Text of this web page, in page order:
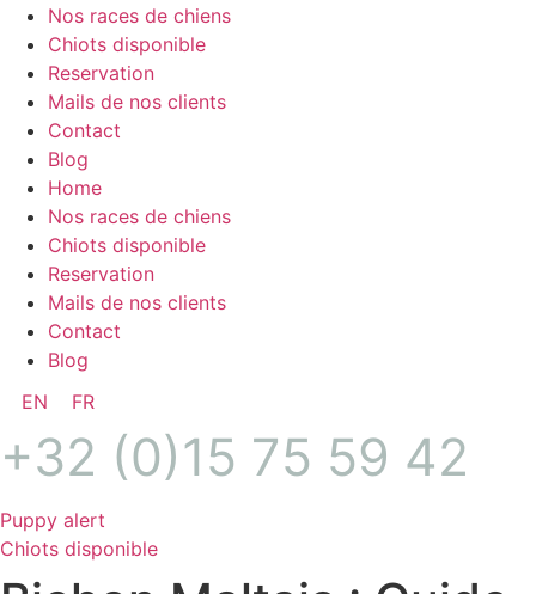
Nos races de chiens
Chiots disponible
Reservation
Mails de nos clients
Contact
Blog
Home
Nos races de chiens
Chiots disponible
Reservation
Mails de nos clients
Contact
Blog
EN
FR
+32 (0)15 75 59 42
Puppy alert
Chiots disponible